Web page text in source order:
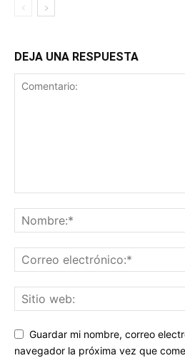
DEJA UNA RESPUESTA
Guardar mi nombre, correo
navegador la próxima vez que